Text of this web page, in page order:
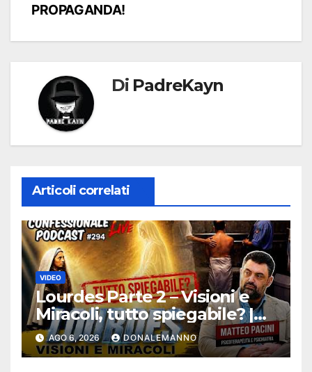
PROPAGANDA!
Di PadreKayn
Articoli correlati
VIDEO
Lourdes Parte 2 – Visioni e
Miracoli, tutto spiegabile? |
Debunking |
#ConfessionalePodcast 294
AGO 6, 2026 DONALEMANNO